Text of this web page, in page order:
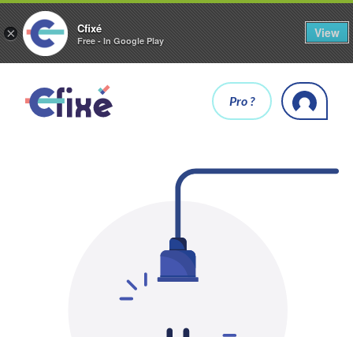
× Cfixé
Free - In Google Play
View
Pro ?